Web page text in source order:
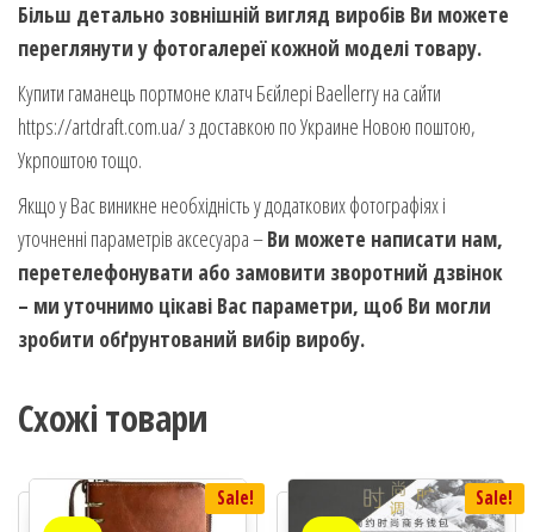
Більш детально зовнішній вигляд виробів Ви можете
переглянути у фотогалереї кожной моделі товару.
Купити гаманець портмоне клатч Бєйлері Baellerry на сайти
https://artdraft.com.ua/ з доставкою по Украине Новою поштою,
Укрпоштою тощо.
Якщо у Вас виникне необхідність у додаткових фотографіях і
уточненні параметрів аксесуара –Ви можете написати нам,
перетелефонувати або замовити зворотний дзвінок
– ми уточнимо цікаві Вас параметри, щоб Ви могли
зробити обґрунтований вибір виробу.
Схожі товари
Sale! Sale!